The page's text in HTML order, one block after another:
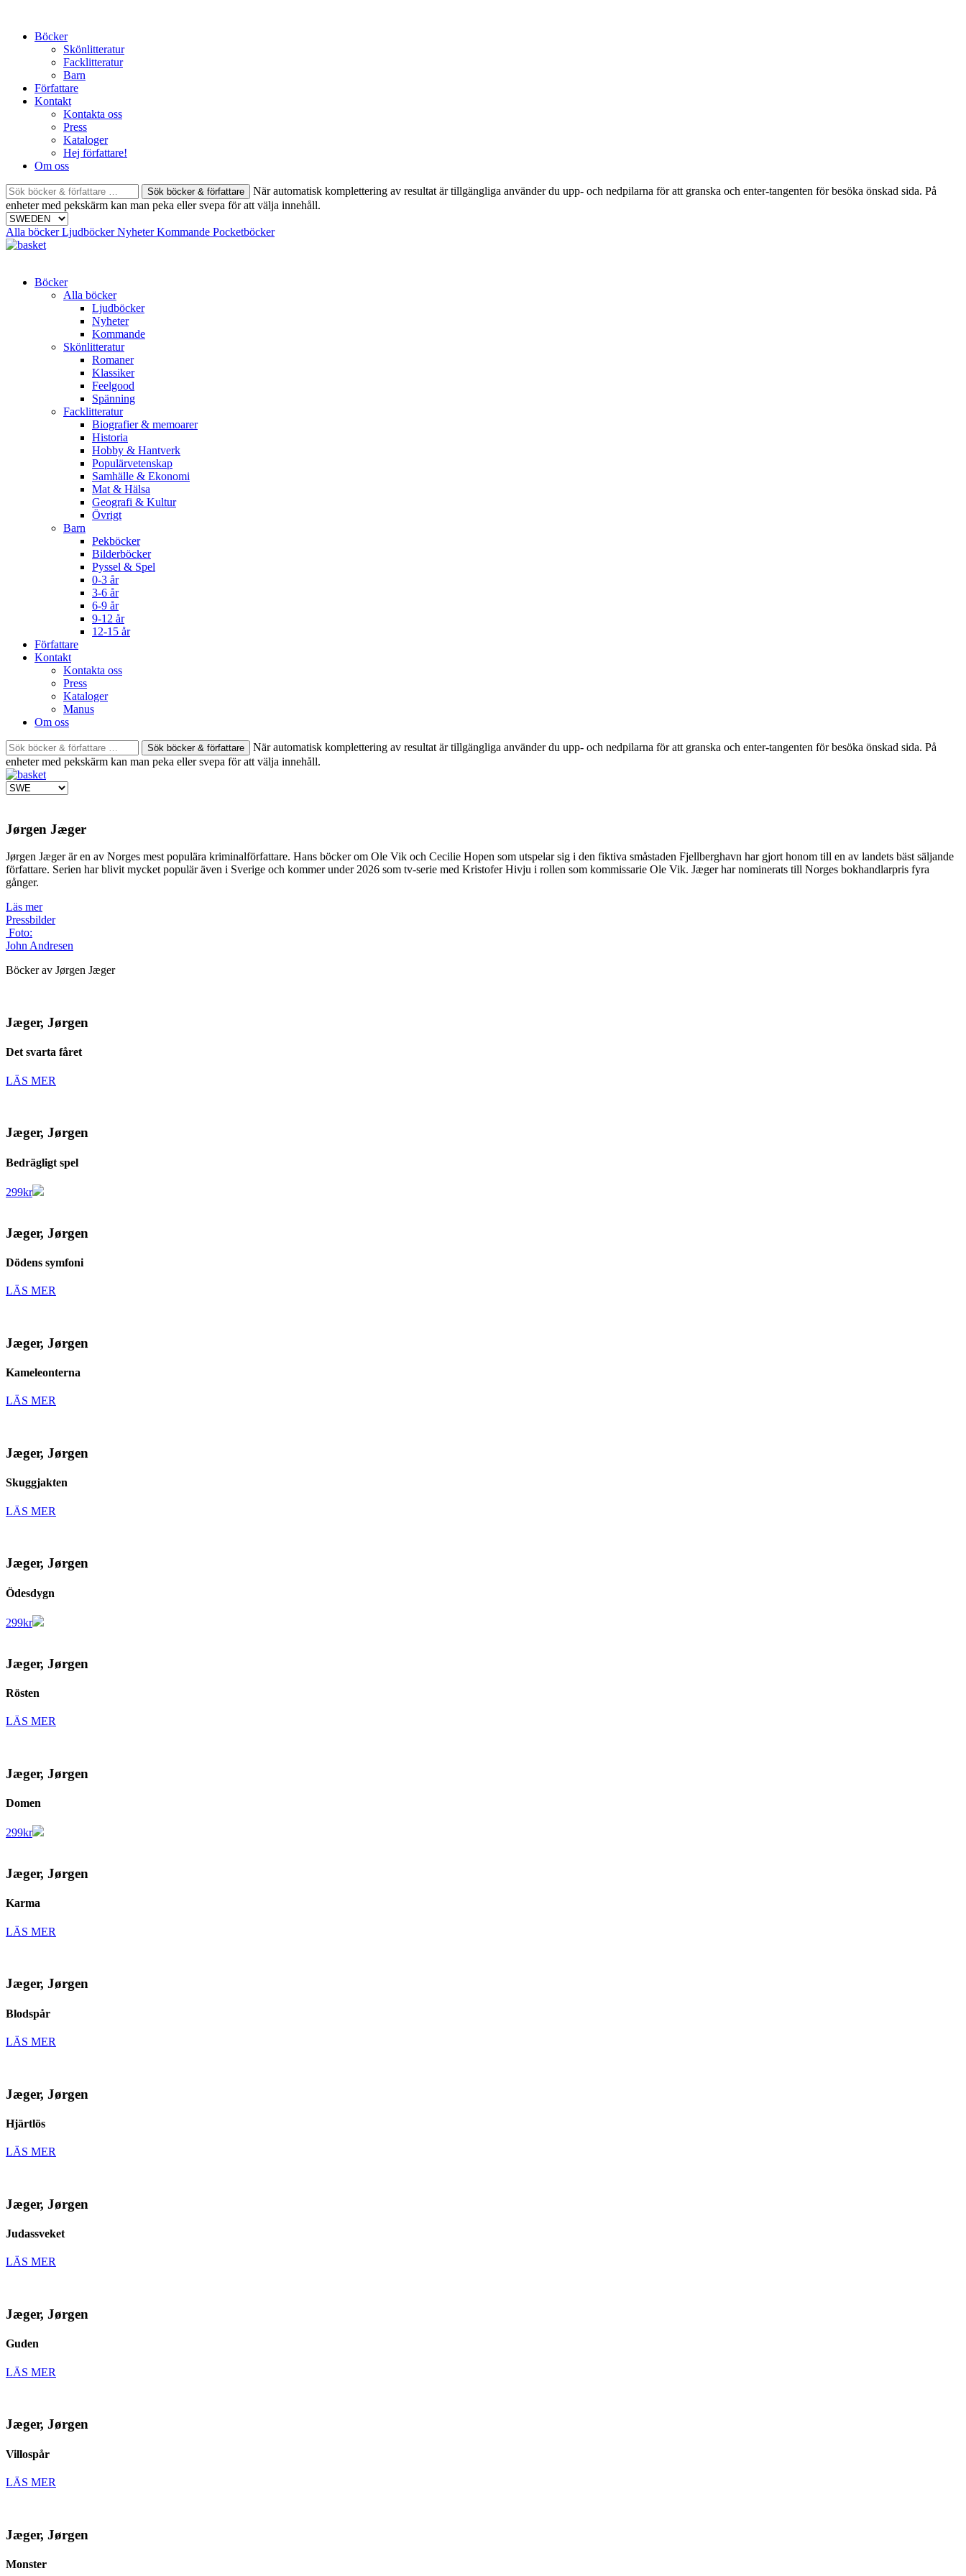
contentBöcker
Skönlitteratur
Facklitteratur
Barn
Författare
Kontakt
Kontakta oss
Press
Kataloger
Hej författare!
Om oss
Sök
böcker
&
författare
efter:
När automatisk komplettering av resultat är tillgängliga använder du upp- och nedpilarna för att granska och enter-tangenten för besöka önskad sida. På
enheter med pekskärm kan man peka eller svepa för att välja innehåll.
Alla böckerLjudböckerNyheterKommande Pocketböcker
Böcker
Alla böcker
Ljudböcker
Nyheter
Kommande
Skönlitteratur
Romaner
Klassiker
Feelgood
Spänning
Facklitteratur
Biografier & memoarer
Historia
Hobby & Hantverk
Populärvetenskap
Samhälle & Ekonomi
Mat & Hälsa
Geografi & Kultur
Övrigt
Barn
Pekböcker
Bilderböcker
Pyssel & Spel
0-3 år
3-6 år
6-9 år
9-12 år
12-15 år
Författare
Kontakt
Kontakta oss
Press
Kataloger
Manus
Om oss
Sök
böcker
&
författare
efter:
När automatisk komplettering av resultat är tillgängliga använder du upp- och nedpilarna för att granska och enter-tangenten för besöka önskad sida. På
enheter med pekskärm kan man peka eller svepa för att välja innehåll.
Jørgen Jæger
Jørgen Jæger är en av Norges mest populära kriminalförfattare. Hans böcker om Ole Vik och Cecilie Hopen som utspelar sig i den fiktiva småstaden Fjellberghavn har gjort honom till en av landets bäst säljande
författare. Serien har blivit mycket populär även i Sverige och kommer under 2026 som tv-serie med Kristofer Hivju i rollen som kommissarie Ole Vik. Jæger har nominerats till Norges bokhandlarpris fyra
gånger.
Läs mer
Pressbilder
Foto:
John Andresen
Böcker av Jørgen Jæger
Jæger, Jørgen
Det svarta fåret
LÄS MER
Jæger, Jørgen
Bedrägligt spel
299kr
Jæger, Jørgen
Dödens symfoni
LÄS MER
Jæger, Jørgen
Kameleonterna
LÄS MER
Jæger, Jørgen
Skuggjakten
LÄS MER
Jæger, Jørgen
Ödesdygn
299kr
Jæger, Jørgen
Rösten
LÄS MER
Jæger, Jørgen
Domen
299kr
Jæger, Jørgen
Karma
LÄS MER
Jæger, Jørgen
Blodspår
LÄS MER
Jæger, Jørgen
Hjärtlös
LÄS MER
Jæger, Jørgen
Judassveket
LÄS MER
Jæger, Jørgen
Guden
LÄS MER
Jæger, Jørgen
Villospår
LÄS MER
Jæger, Jørgen
Monster